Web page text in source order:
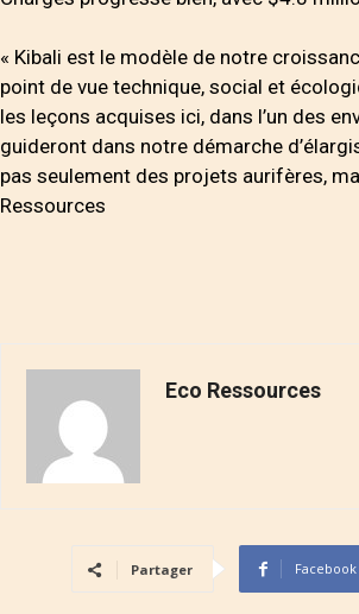
« Kibali est le modèle de notre
point de vue technique, social et
les leçons acquises ici, dans l’un des
guideront dans notre démarche
pas seulement des projets aurifères,
Ressources
Eco Ressources
Partager Facebook